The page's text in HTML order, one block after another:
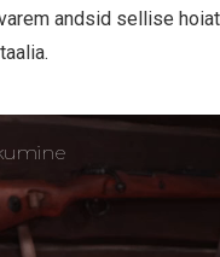
andsid sellise